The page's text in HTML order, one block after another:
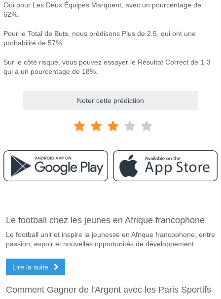
Oui pour Les Deux Équipes Marquent, avec un pourcentage de
62%.
Pour le Total de Buts, nous prédisons Plus de 2.5, qui ont une
probabilité de 57%
Sur le côté risqué, vous pouvez essayer le Résultat Correct de 1-3
qui a un pourcentage de 18%.
Noter cette prédiction
Le match entre Fethiyespor v Fatih Karagumruk 03 March 2026
Quelle est l'équipe favorite pour gagner entre
Les deux équipes marqueront-elles dans le match
Oui pour Les Deux Équipes Marquent, avec un pourcentage de 62%.
Le football chez les jeunes en Afrique francophone
Le football unit et inspire la jeunesse en Afrique francophone, entre
passion, espoir et nouvelles opportunités de développement.
Lire la suite
Comment Gagner de l'Argent avec les Paris Sportifs